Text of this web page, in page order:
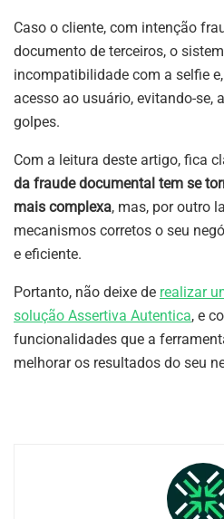
Caso o cliente, com intenção
documento de terceiros, o
incompatibilidade com a selfie
acesso ao usuário, evitando-se,
golpes.
Com a leitura deste artigo, fica
da fraude documental tem se
mais complexa, mas, por outro
mecanismos corretos o seu
e eficiente.
Portanto, não deixe de realizar
solução Assertiva Autentica, e
funcionalidades que a
melhorar os resultados do seu